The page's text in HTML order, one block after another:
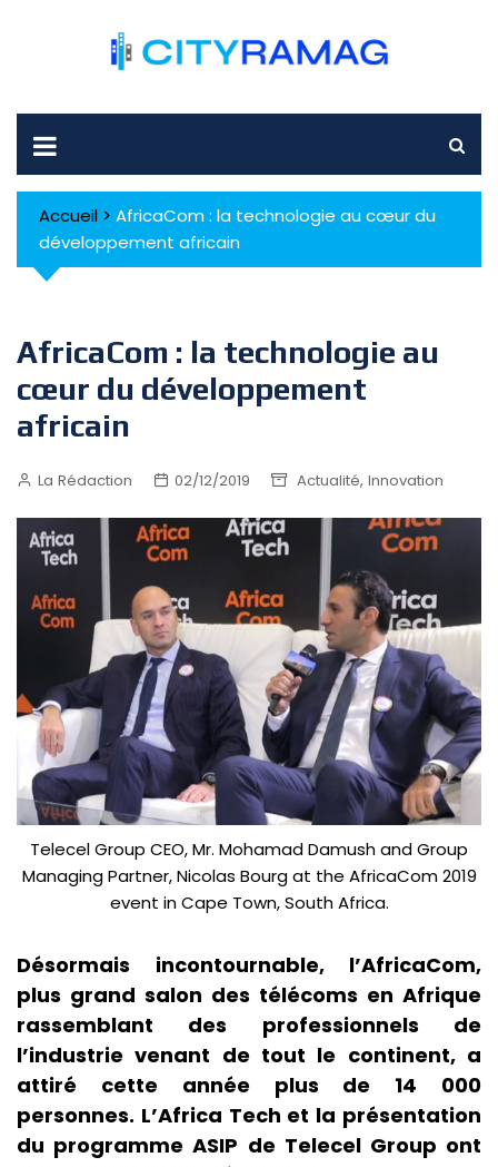
Accueil > AfricaCom : la technologie au cœur du
développement africain
AfricaCom : la technologie au
cœur du développement
africain
La Rédaction 02/12/2019 Actualité, Innovation
Telecel Group CEO, Mr. Mohamad Damush and Group
Managing Partner, Nicolas Bourg at the AfricaCom 2019
event in Cape Town, South Africa.
Désormais incontournable, l’AfricaCom,
plus grand salon des télécoms en Afrique
rassemblant des professionnels de
l’industrie venant de tout le continent, a
attiré cette année plus de 14 000
personnes. L’Africa Tech et la présentation
du programme ASIP de Telecel Group ont